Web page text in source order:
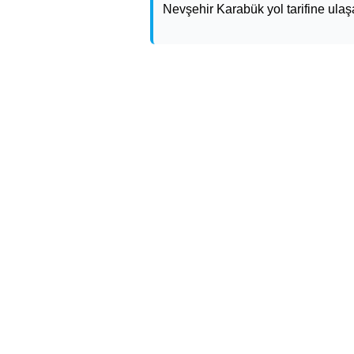
Nevşehir Karabük yol tarifine